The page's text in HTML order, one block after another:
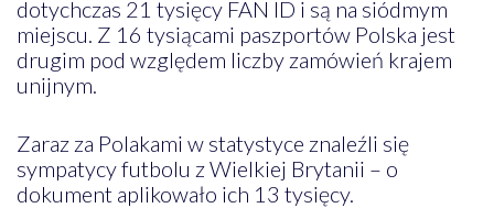
dotychczas 21 tysięcy FAN ID i są na siódmym
miejscu. Z 16 tysiącami paszportów Polska jest
drugim pod względem liczby zamówień krajem
unijnym.
Zaraz za Polakami w statystyce znaleźli się
sympatycy futbolu z Wielkiej Brytanii – o
dokument aplikowało ich 13 tysięcy.